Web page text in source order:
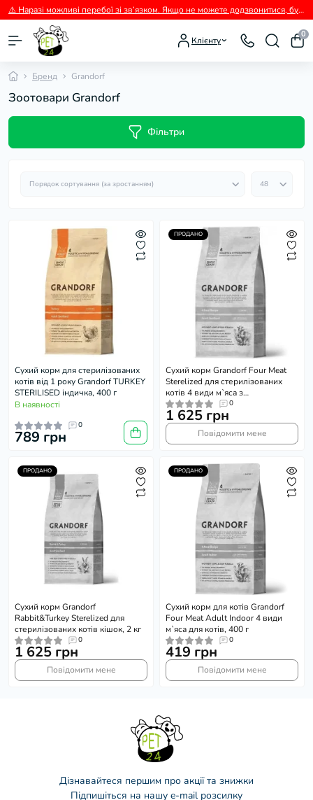
⚠️ Наразі можливі перебої зі зв’язком. Якщо не можете додзвонитися, будь ласка, пишіть нам у Viber.
Клієнту
0
Бренд Grandorf
Зоотовари Grandorf
Фільтри
Сухий корм для стерилізованих
котів від 1 року Grandorf TURKEY
STERILISED індичка, 400 г
В наявності
0
789 грн
ПРОДАНО
Сухий корм Grandorf Four Meat
Sterelized для стерилізованих
котів 4 види м`яса з
пробіотиками, 2 кг
0
1 625 грн
Повідомити мене
ПРОДАНО
Сухий корм Grandorf
Rabbit&Turkey Sterelized для
стерилізованих котів кішок, 2 кг
0
1 625 грн
Повідомити мене
ПРОДАНО
Сухий корм для котів Grandorf
Four Meat Adult Indoor 4 види
м`яса для котів, 400 г
0
419 грн
Повідомити мене
Дізнавайтеся першим про акції та знижки
Підпишіться на нашу e-mail розсилку